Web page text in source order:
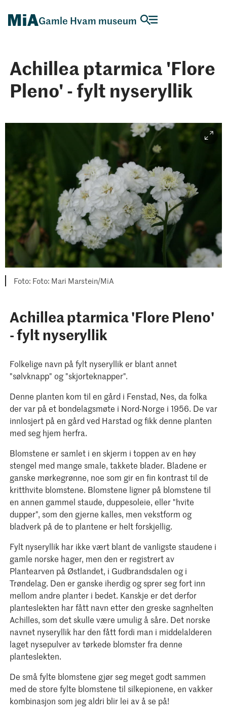
Gamle Hvam museum
Achillea ptarmica 'Flore
Pleno' - fylt nyseryllik
Foto: Mari Marstein/MiA
Achillea ptarmica 'Flore Pleno'
- fylt nyseryllik
Folkelige navn på fylt nyseryllik er blant annet
"sølvknapp" og "skjorteknapper".
Denne planten kom til en gård i Fenstad, Nes, da folka
der var på et bondelagsmøte i Nord-Norge i 1956. De var
innlosjert på en gård ved Harstad og fikk denne planten
med seg hjem herfra.
Blomstene er samlet i en skjerm i toppen av en høy
stengel med mange smale, takkete blader. Bladene er
ganske mørkegrønne, noe som gir en fin kontrast til de
kritthvite blomstene. Blomstene ligner på blomstene til
en annen gammel staude, duppesoleie, eller "hvite
dupper", som den gjerne kalles, men vekstform og
bladverk på de to plantene er helt forskjellig.
Fylt nyseryllik har ikke vært blant de vanligste staudene i
gamle norske hager, men den er registrert av
Plantearven på Østlandet, i Gudbrandsdalen og i
Trøndelag. Den er ganske iherdig og sprer seg fort inn
mellom andre planter i bedet. Kanskje er det derfor
planteslekten har fått navn etter den greske sagnhelten
Achilles, som det skulle være umulig å såre. Det norske
navnet nyseryllik har den fått fordi man i middelalderen
laget nysepulver av tørkede blomster fra denne
planteslekten.
De små fylte blomstene gjør seg meget godt sammen
med de store fylte blomstene til silkepionene, en vakker
kombinasjon som jeg aldri blir lei av å se på!